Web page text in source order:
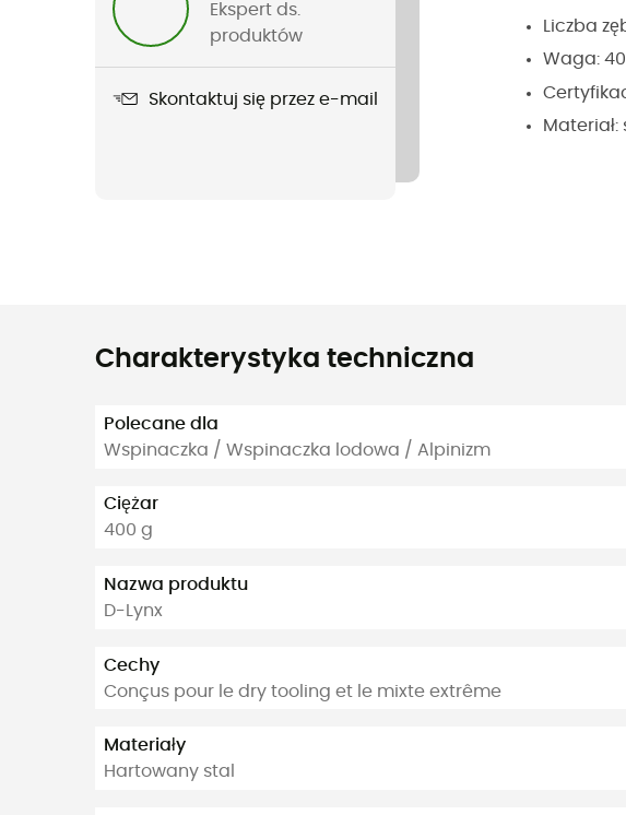
Ekspert ds.
produktów
Skontaktuj się przez e-mail
Liczba
Waga:
Charakterystyka techniczna
Polecane dla
Wspinaczka / Wspinaczka lodowa / Alpinizm
Ciężar
400 g
Nazwa produktu
D-Lynx
Cechy
Conçus pour le dry tooling et le mixte extrême
Materiały
Hartowany stal